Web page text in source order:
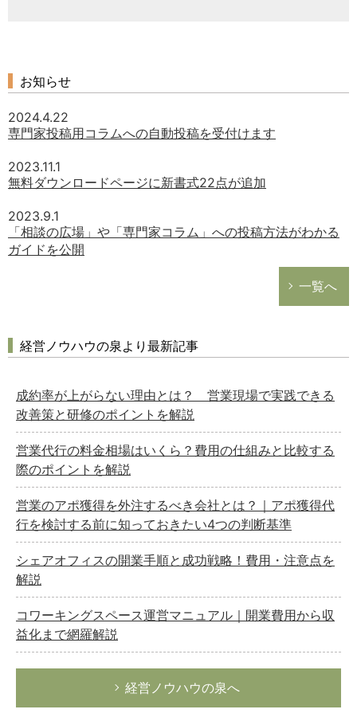
お知らせ
2024.4.22
専門家投稿用コラムへの自動投稿を受付けます
2023.11.1
無料ダウンロードページに新書式22点が追加
2023.9.1
「相談の広場」や「専門家コラム」への投稿方法がわかる
ガイドを公開
一覧へ
経営ノウハウの泉より最新記事
成約率が上がらない理由とは？ 営業現場で実践できる
改善策と研修のポイントを解説
営業代行の料金相場はいくら？費用の仕組みと比較する
際のポイントを解説
営業のアポ獲得を外注するべき会社とは？｜アポ獲得代
行を検討する前に知っておきたい4つの判断基準
シェアオフィスの開業手順と成功戦略！費用・注意点を
解説
コワーキングスペース運営マニュアル｜開業費用から収
益化まで網羅解説
経営ノウハウの泉へ